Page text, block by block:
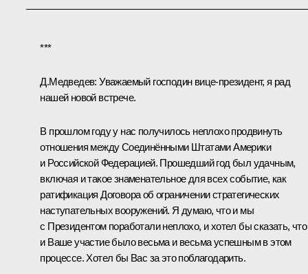
***
Д.Медведев: Уважаемый господин вице-президент, я рад
нашей новой встрече.
В прошлом году у нас получилось неплохо продвинуть
отношения между Соединёнными Штатами Америки
и Российской Федерацией. Прошедший год был удачным,
включая и такое знаменательное для всех событие, как
ратификация Договора об ограничении стратегических
наступательных вооружений. Я думаю, что и мы
с Президентом поработали неплохо, и хотел бы сказать, что
и Ваше участие было весьма и весьма успешным в этом
процессе. Хотел бы Вас за это поблагодарить.